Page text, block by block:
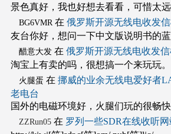
景色真好，我也好想去看看，可惜太远
BG6VMR 在 俄罗斯开源无线电收发
友台你好，想问一下中文版说明书的
醋意大发在 俄罗斯开源无线电收发信
淘宝上有卖的吗，很想搞一个来玩玩。
火腿蛋 在 挪威的业余无线电爱好者
老电台
国外的电磁环境好，火腿们玩的很畅
ZZRun05在 罗列一些SDR在线收听网